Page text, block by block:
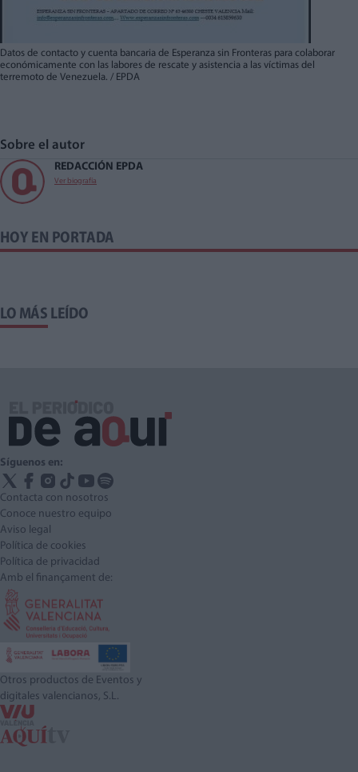
Datos de contacto y cuenta bancaria de Esperanza sin Fronteras para colaborar
económicamente con las labores de rescate y asistencia a las víctimas del
terremoto de Venezuela. / EPDA
Sobre el autor
REDACCIÓN EPDA
Ver biografía
HOY EN PORTADA
LO MÁS LEÍDO
Síguenos en:
Contacta con nosotros
Conoce nuestro equipo
Aviso legal
Política de cookies
Política de privacidad
Amb el finançament de:
Otros productos de Eventos y
digitales valencianos, S.L.